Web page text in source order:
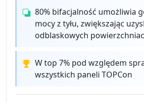
80% bifacjalność umożliwia
mocy z tyłu, zwiększając
odblaskowych
W top 7% pod względem
wszystkich paneli TOPCon